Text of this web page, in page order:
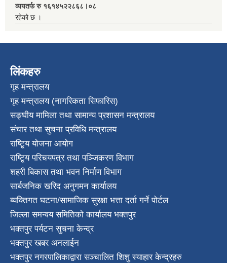
व्ययतर्फ रु १६१४५२२८६८।०८
रहेको छ ।
लिंकहरु
गृह मन्त्रालय
गृह मन्त्रालय (नागरिकता सिफारिस)
सङ्घीय मामिला तथा सामान्य प्रशासन मन्त्रालय
संचार तथा सुचना प्रविधि मन्त्रालय
राष्टि्ृय योजना आयोग
राष्टि्ृय परिचयपत्र तथा पञ्जिकरण विभाग
शहरी बिकास तथा भवन निर्माण विभाग
सार्बजनिक खरिद अनुगमन कार्यालय
ब्यक्तिगत घटना/सामाजिक सुरक्षा भत्ता दर्ता गर्ने पोर्टल
जिल्ला समन्वय समितिको कार्यालय भक्तपुर
भक्तपुर पर्यटन सुचना केन्द्र
भक्तपुर खबर अनलाईन
भक्तपुर नगरपालिकाद्वारा सञ्चालित शिशु स्याहार केन्द्रहरु